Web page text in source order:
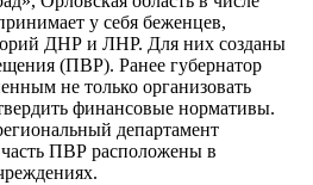
у себя беженцев,
ДНР и ЛНР. Для них созданы
(ПВР). Ранее губернатор
не только организовать
финансовые нормативы.
департамент
часть ПВР расположены в